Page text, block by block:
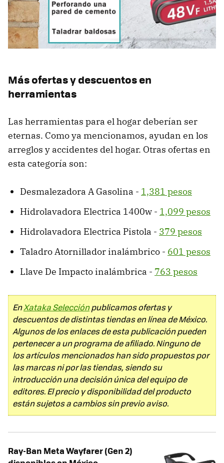
Más ofertas y descuentos en
herramientas
Las herramientas para el hogar deberían ser
eternas. Como ya mencionamos, ayudan en los
arreglos y accidentes del hogar. Otras ofertas en
esta categoría son:
Desmalezadora A Gasolina - 1,381 pesos
Hidrolavadora Electrica 1400w - 1,099 pesos
Hidrolavadora Electrica Pistola - 379 pesos
Taladro Atornillador inalámbrico - 601 pesos
Llave De Impacto inalámbrica - 763 pesos
EnXataka Selecciónpublicamos ofertas y
descuentos de distintas tiendas en línea de México.
Algunos de los enlaces de esta publicación pueden
pertenecer a un programa de afiliado. Ninguno de
los artículos mencionados han sido propuestos por
las marcas ni por las tiendas, siendo su
introducción una decisión única del equipo de
editores. El precio y disponibilidad del producto
están sujetos a cambios sin previo aviso.
Ray-Ban Meta Wayfarer (Gen 2)